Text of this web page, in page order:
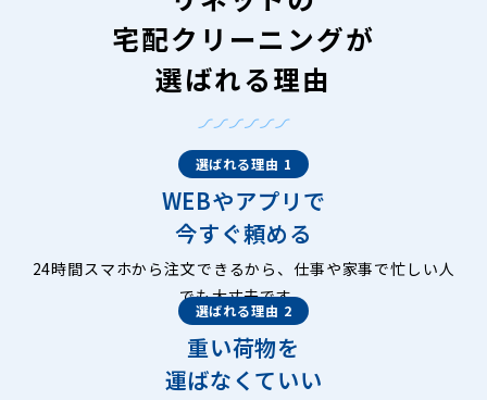
宅配クリーニングが
選ばれる理由
選ばれる理由 1
WEBやアプリで
今すぐ頼める
24時間スマホから注文できるから、仕事や家事で忙しい人
でも大丈夫です。
選ばれる理由 2
重い荷物を
運ばなくていい